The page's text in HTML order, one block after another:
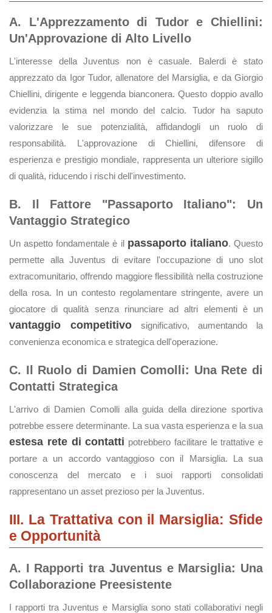
A. L'Apprezzamento di Tudor e Chiellini:
Un'Approvazione di Alto Livello
L'interesse della Juventus non è casuale. Balerdi è stato
apprezzato da Igor Tudor, allenatore del Marsiglia, e da Giorgio
Chiellini, dirigente e leggenda bianconera. Questo doppio avallo
evidenzia la stima nel mondo del calcio. Tudor ha saputo
valorizzare le sue potenzialità, affidandogli un ruolo di
responsabilità. L'approvazione di Chiellini, difensore di
esperienza e prestigio mondiale, rappresenta un ulteriore sigillo
di qualità, riducendo i rischi dell'investimento.
B. Il Fattore "Passaporto Italiano": Un
Vantaggio Strategico
Un aspetto fondamentale è il passaporto italiano. Questo
permette alla Juventus di evitare l'occupazione di uno slot
extracomunitario, offrendo maggiore flessibilità nella costruzione
della rosa. In un contesto regolamentare stringente, avere un
giocatore di qualità senza rinunciare ad altri elementi è un
vantaggio competitivosignificativo, aumentando la
convenienza economica e strategica dell'operazione.
C. Il Ruolo di Damien Comolli: Una Rete di
Contatti Strategica
L'arrivo di Damien Comolli alla guida della direzione sportiva
potrebbe essere determinante. La sua vasta esperienza e la sua
estesa rete di contatti potrebbero facilitare le trattative e
portare a un accordo vantaggioso con il Marsiglia. La sua
conoscenza del mercato e i suoi rapporti consolidati
rappresentano un asset prezioso per la Juventus.
III. La Trattativa con il Marsiglia: Sfide
e Opportunità
A. I Rapporti tra Juventus e Marsiglia: Una
Collaborazione Preesistente
I rapporti tra Juventus e Marsiglia sono stati collaborativi negli